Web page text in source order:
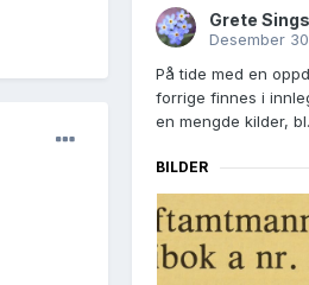
Grete
Desember
På tide med en
forrige finnes i
en mengde kilder,
BILDER